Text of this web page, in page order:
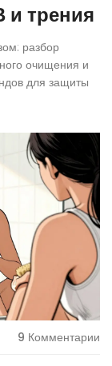
и трения
разбор
очищения и
для защиты
9 Комментарии